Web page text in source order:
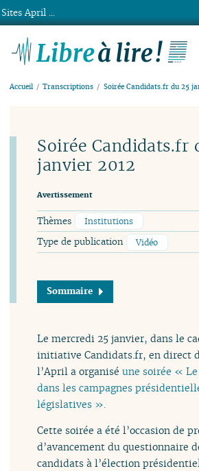
Accueil Transcriptions Soirée Candidats.fr du 25
Soirée Candidats.fr
janvier 2012
Avertissement
Thèmes Institutions
Type de publication Vidéo
Sommaire
Le mercredi 25 janvier, dans le
initiative Candidats.fr, en direct
l’April a organiséune soirée «
dans les campagnes
législatives ».
Cette soirée a été l’occasion de
d’avancement du questionnaire
candidats à l’élection
Sites April ...